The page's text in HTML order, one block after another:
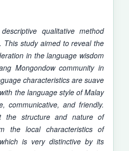
qualitative method
This study aimed to reveal the
in the language wisdom
Mongondow community in
characteristics are suave
the language style of Malay
communicative, and friendly.
the structure and nature of
the local characteristics of
is very distinctive by its